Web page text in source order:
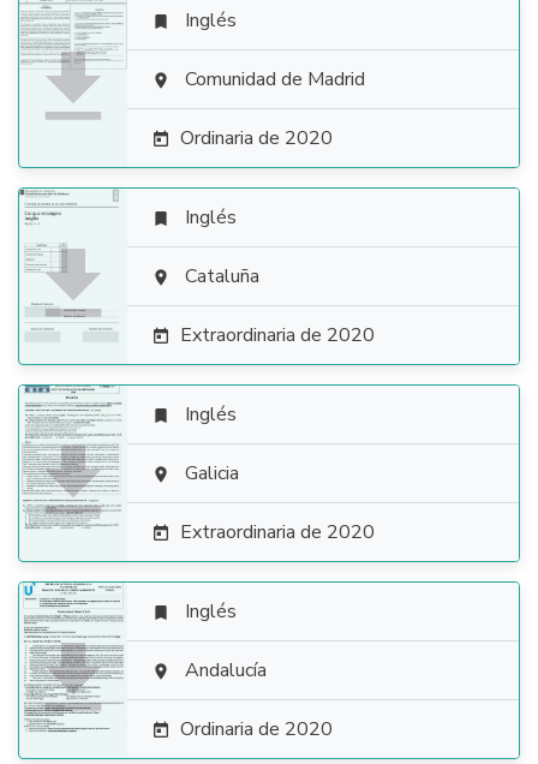

 Inglés
 Comunidad de Madrid
 Ordinaria de 2020

 Inglés
 Cataluña
 Extraordinaria de 2020

 Inglés
 Galicia
 Extraordinaria de 2020

 Inglés
 Andalucía
 Ordinaria de 2020